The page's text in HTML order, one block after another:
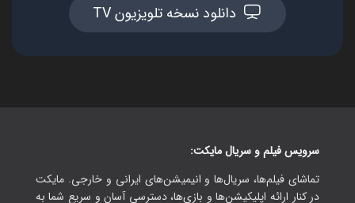
دانلود نسخه تلویزیون TV
سرویس فیلم و سریال مایکت:
تماشای فیلم‌ها، سریال‌ها و انیمیشن‌های ایرانی و خارجی. مایکت
در کنار ارائه اپلیکیشن‌ها و بازی‌ها، دسترسی آسان و سریع شما به